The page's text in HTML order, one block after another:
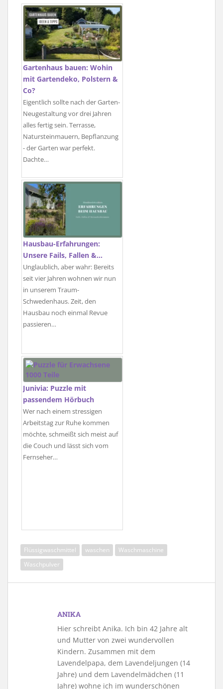
Gartenhaus bauen: Wohin
mit Gartendeko, Polstern &
Co?
Eigentlich sollte nach der Garten-
Neugestaltung vor drei Jahren
alles fertig sein. Terrasse,
Natursteinmauern, Bepflanzung
- der Garten war perfekt.
Dachte…
Hausbau-Erfahrungen:
Unsere Fails, Fallen &…
Unglaublich, aber wahr: Bereits
seit vier Jahren wohnen wir nun
in unserem Traum-
Schwedenhaus. Zeit, den
Hausbau noch einmal Revue
passieren…
Junivia: Puzzle mit
passendem Hörbuch
Wer nach einem stressigen
Arbeitstag zur Ruhe kommen
möchte, schmeißt sich meist auf
die Couch und lässt sich vom
Fernseher…
Flüssigwaschmittel waschen
Waschmaschine
Waschpulver
ANIKA
Hier schreibt Anika. Ich bin 42 Jahre alt
und Mutter von zwei wundervollen
Kindern. Zusammen mit dem
Lavendelpapa, dem Lavendeljungen (14
Jahre) und dem Lavendelmädchen (11
Jahre) wohne ich im wunderschönen